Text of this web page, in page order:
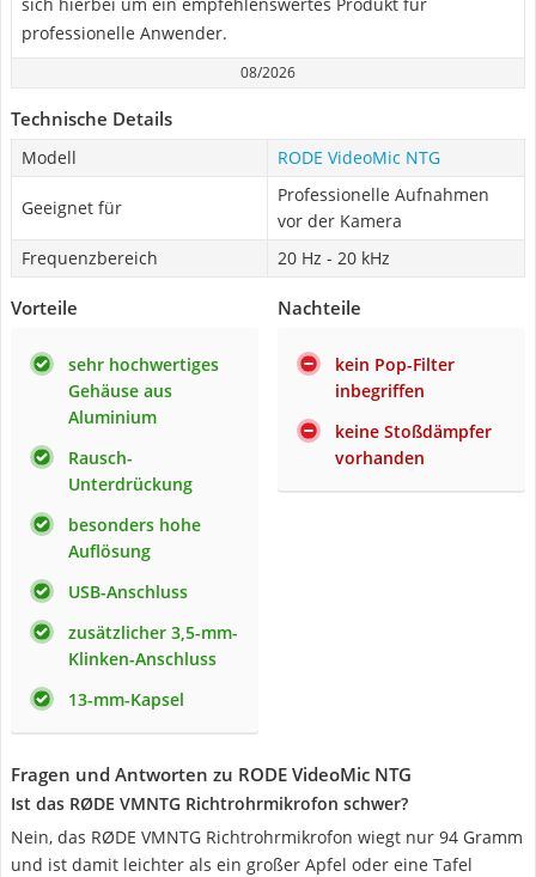
professionelle Anwender.
08/2026
Technische Details
Modell RODE VideoMic NTG
Geeignet für
Professionelle Aufnahmen
vor der Kamera
Frequenzbereich
20 Hz - 20 kHz
Vorteile
sehr hochwertiges
Gehäuse aus
Aluminium
Rausch-
Unterdrückung
besonders hohe
Auflösung
USB-Anschluss
zusätzlicher 3,5-mm-
Klinken-Anschluss
13-mm-Kapsel
Nachteile
kein Pop-Filter
inbegriffen
keine Stoßdämpfer
vorhanden
Fragen und Antworten zu RODE VideoMic NTG
Ist das RØDE VMNTG Richtrohrmikrofon schwer?
Nein, das RØDE VMNTG Richtrohrmikrofon wiegt nur 94 Gramm
und ist damit leichter als ein großer Apfel oder eine Tafel